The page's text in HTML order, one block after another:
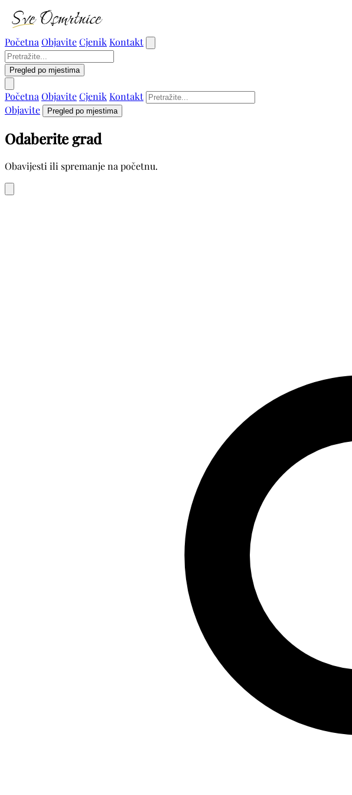
Početna ObjaviteCjenik Kontakt
Pregled po mjestima
Početna ObjaviteCjenik Kontakt
Objavite
Pregled po mjestima
Odaberite grad
Obavijesti ili spremanje na početnu.